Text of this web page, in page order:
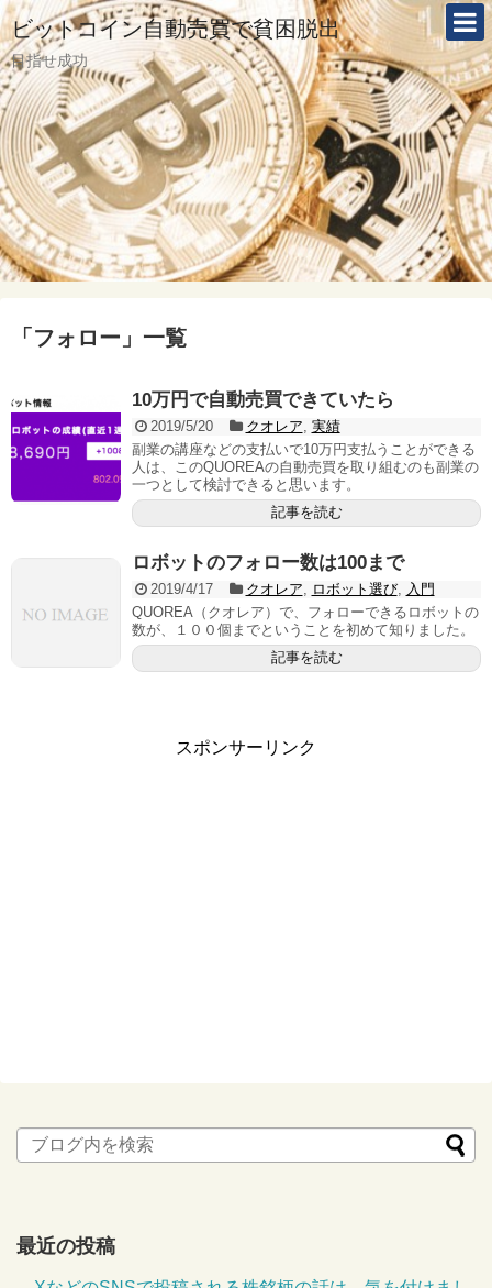
ビットコイン自動売買で貧困脱出
目指せ成功
「 フォロー 」 一覧
10万円で自動売買できていたら
2019/5/20 クオレア 実績
副業の講座などの支払いで10万円支払うことができる
人は、このQUOREAの自動売買を取り組むのも副業の
一つとして検討できると思います。
記事を読む
ロボットのフォロー数は100まで
2019/4/17 クオレア ロボット選び,
入門
QUOREA（クオレア）で、フォローできるロボットの
数が、１００個までということを初めて知りました。
記事を読む
スポンサーリンク
最近の投稿